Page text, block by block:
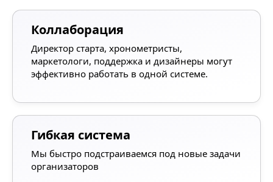
Коллаборация
Директор старта, хронометристы,
маркетологи, поддержка и дизайнеры могут
эффективно работать в одной системе.
Гибкая система
Мы быстро подстраиваемся под новые задачи
организаторов